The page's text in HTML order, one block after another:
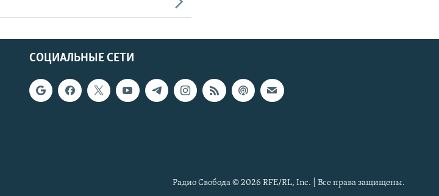
СОЦИАЛЬНЫЕ СЕТИ
Радио Свобода © 2026 RFE/RL, Inc. | Все права защищены.